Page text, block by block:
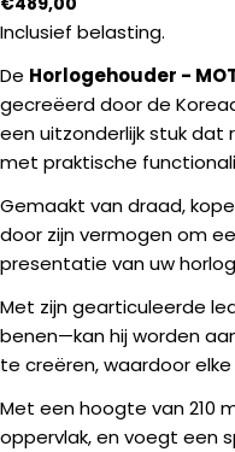
prijs
Inclusief belasting.
De Horlogehouder -
gecreëerd door de
een uitzonderlijk stuk
met praktische
Gemaakt van draad,
door zijn vermogen om
presentatie van uw
Met zijn gearticuleerde
benen—kan hij worden
te creëren, waardoor
Met een hoogte van 210
oppervlak, en voegt een
Deel dit product
Deel
Delen
Facebook
Deel
X
naam
Jouw
email
telefoon
Jouw
bericht